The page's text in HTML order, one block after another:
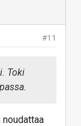
#11
Toki